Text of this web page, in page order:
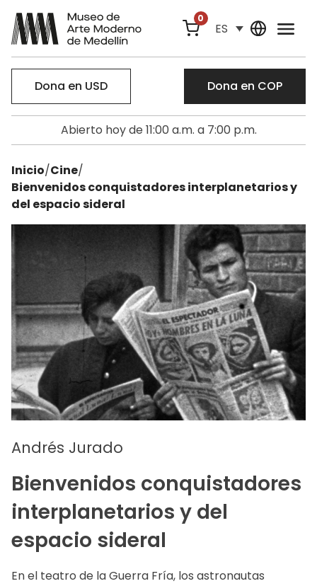
0
ES
Dona en USD Dona en COP
Abierto hoy de 11:00 a.m. a 7:00 p.m.
Inicio/Cine/
Bienvenidos conquistadores interplanetarios y
del espacio sideral
Andrés Jurado
Bienvenidos conquistadores
interplanetarios y del
espacio sideral
En el teatro de la Guerra Fría, los astronautas